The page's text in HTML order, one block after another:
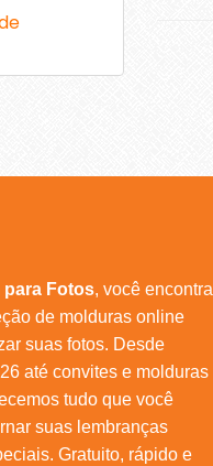
para Fotos, você encontra
de molduras online
suas fotos. Desde
até convites e molduras
tudo que você
suas lembranças
Gratuito, rápido e